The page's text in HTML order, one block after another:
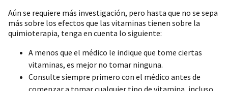
Aún se requiere más investigación, pero hasta que no se sepa
más sobre los efectos que las vitaminas tienen sobre la
quimioterapia, tenga en cuenta lo siguiente:
A menos que el médico le indique que tome ciertas
vitaminas, es mejor no tomar ninguna.
Consulte siempre primero con el médico antes de
comenzar a tomar cualquier tipo de vitamina, incluso